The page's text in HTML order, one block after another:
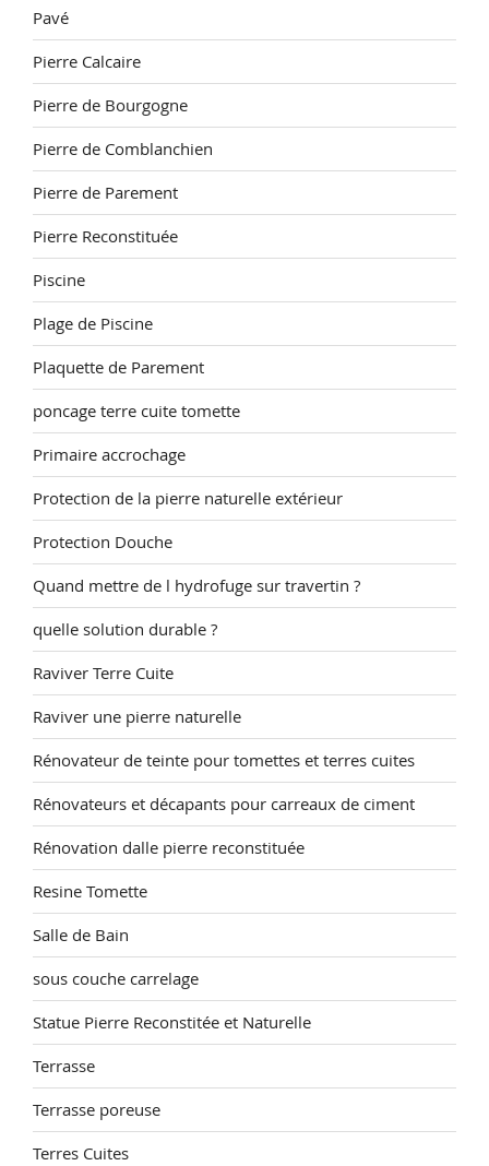
Pavé
Pierre Calcaire
Pierre de Bourgogne
Pierre de Comblanchien
Pierre de Parement
Pierre Reconstituée
Piscine
Plage de Piscine
Plaquette de Parement
poncage terre cuite tomette
Primaire accrochage
Protection de la pierre naturelle extérieur
Protection Douche
Quand mettre de l hydrofuge sur travertin ?
quelle solution durable ?
Raviver Terre Cuite
Raviver une pierre naturelle
Rénovateur de teinte pour tomettes et terres cuites
Rénovateurs et décapants pour carreaux de ciment
Rénovation dalle pierre reconstituée
Resine Tomette
Salle de Bain
sous couche carrelage
Statue Pierre Reconstitée et Naturelle
Terrasse
Terrasse poreuse
Terres Cuites